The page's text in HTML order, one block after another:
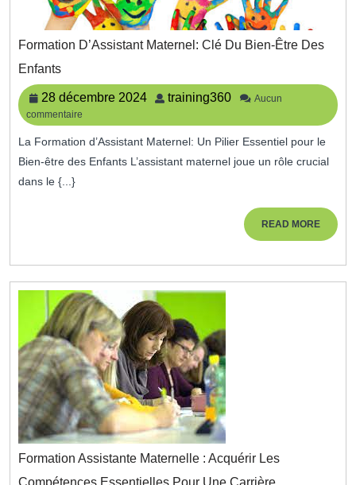
Formation D’Assistant Maternel: Clé Du Bien-Être Des
Enfants
D’Assistant
Maternel:
Clé
Du
Bien-
Des
Enfants
28 décembre 2024
28
2024
training360 training360
Aucun
commentaire
La Formation d’Assistant Maternel: Un Pilier Essentiel pour le
Bien-être des Enfants L’assistant maternel joue un rôle crucial
dans le {...}
READ MOREREAD
MORE
Formation Assistante Maternelle : Acquérir Les